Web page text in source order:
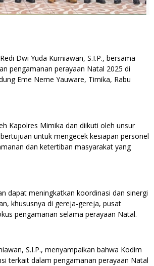
Dwi Yuda Kurniawan, S.I.P., bersama
pengamanan perayaan Natal 2025 di
Eme Neme Yauware, Timika, Rabu
Kapolres Mimika dan diikuti oleh unsur
untuk mengecek kesiapan personel
dan ketertiban masyarakat yang
dapat meningkatkan koordinasi dan sinergi
khususnya di gereja-gereja, pusat
pengamanan selama perayaan Natal.
S.I.P., menyampaikan bahwa Kodim
terkait dalam pengamanan perayaan Natal